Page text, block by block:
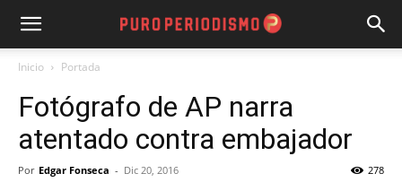
Inicio Portada
Fotógrafo de AP narra
atentado contra embajador
Por Edgar Fonseca - Dic 20, 2016 278